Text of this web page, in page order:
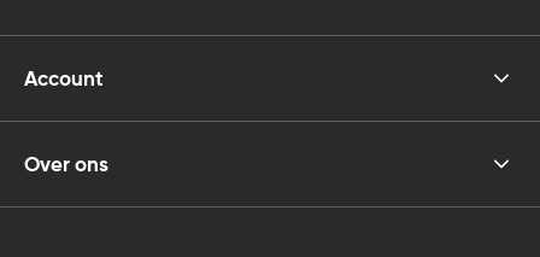
Account
Over ons